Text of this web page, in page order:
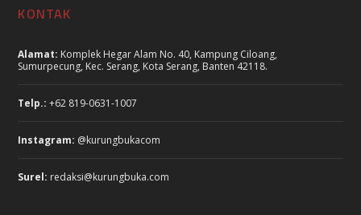
KONTAK
Alamat: Komplek Hegar Alam No. 40, Kampung Ciloang,
Sumurpecung, Kec. Serang, Kota Serang, Banten 42118.
Telp.: +62 819-0631-1007
Instagram: @kurungbukacom
Surel: redaksi@kurungbuka.com